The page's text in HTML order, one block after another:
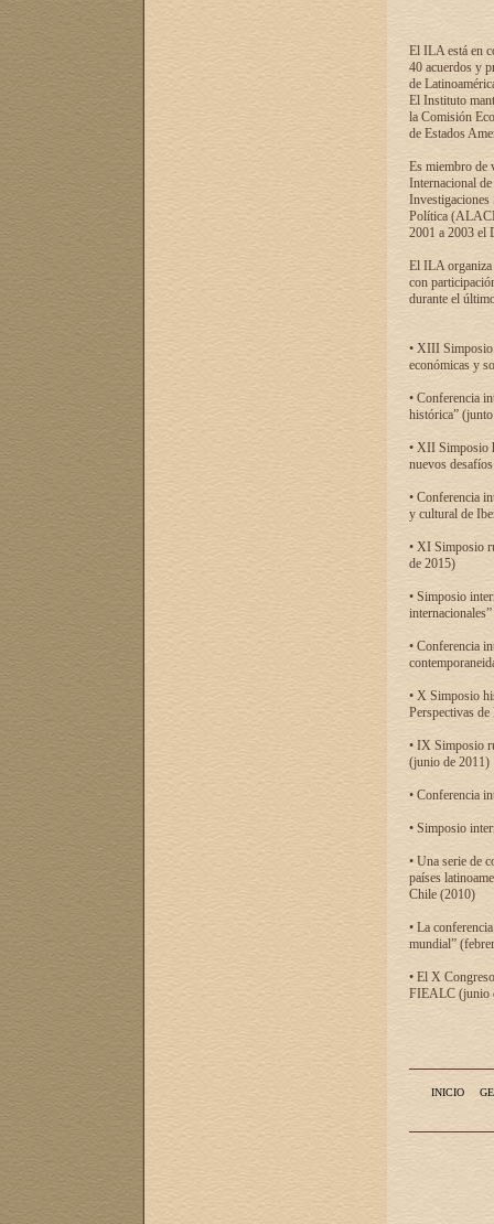
El ILA está en
40 acuerdos y
de
El Instituto
la Comisión
de Estados
Es miembro de
Internacional
Investigaciones
Política
2001 a 2003 el
El ILA organiza
con
durante el
• XIII Simposio
económicas y
• Conferencia
histórica”
• XII Simposio
nuevos
• Conferencia
y cultural de
• XI Simposio
de 2015)
• Simposio
• Conferencia
• X Simposio
Perspectivas
• IX Simposio
(junio de 2011)
• Conferencia
• Simposio
• Una serie de
países
Chile (2010)
• La
mundial”
• El X
FIEALC (junio
INICIO